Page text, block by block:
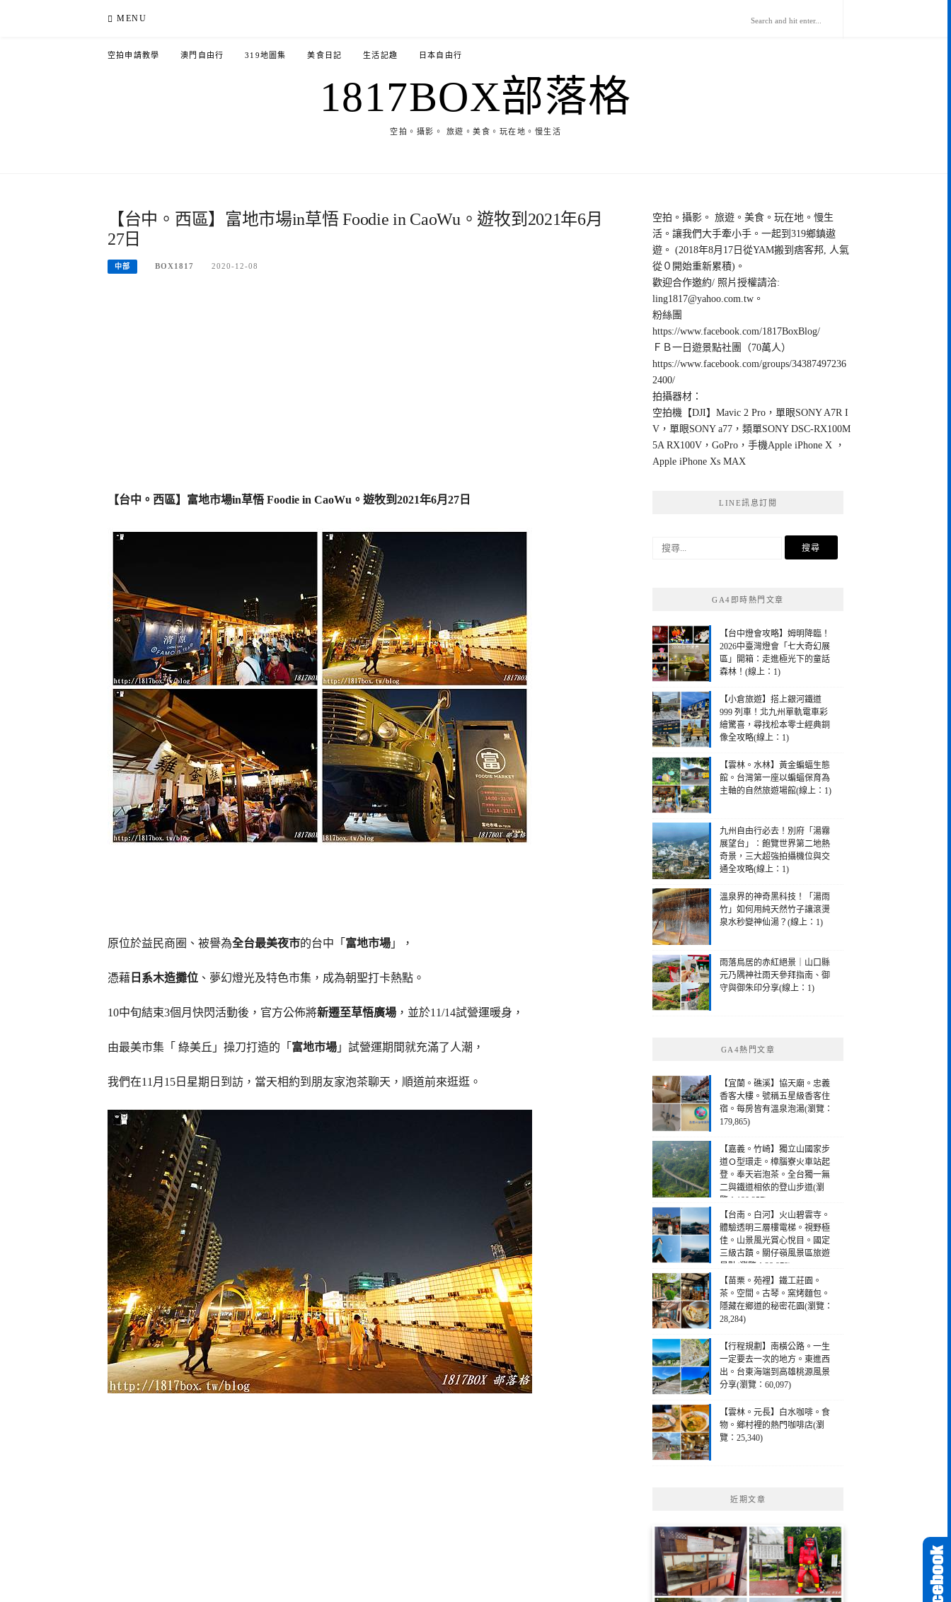
MENU
空拍申請教學 澳門自由行 319地圖集 美食日記 生活記趣 日本自由行
1817BOX部落格
空拍。攝影。 旅遊。美食。玩在地。慢生活
【台中。西區】富地市場in草悟 Foodie in CaoWu。遊牧到2021年6月
27日
中部 BOX1817 2020-12-08
【台中。西區】富地市場in草悟 Foodie in CaoWu。遊牧到2021年6月27日
原位於益民商圈、被譽為全台最美夜市的台中「 富地市場 」，
憑藉 日系木造攤位 、夢幻燈光及特色市集，成為朝聖打卡熱點。
10中旬結束3個月快閃活動後，官方公佈將新遷至草悟廣場 ，並於11/14試營運暖身，
由最美市集「 綠美丘」操刀打造的「 富地市場 」試營運期間就充滿了人潮，
我們在11月15日星期日到訪，當天相約到朋友家泡茶聊天，順道前來逛逛。
空拍。攝影。 旅遊。美食。玩在地。慢生
活。讓我們大手牽小手。一起到319鄉鎮遨
遊。 (2018年8月17日從YAM搬到痞客邦, 人氣
從０開始重新累積)。
歡迎合作邀約/ 照片授權請洽:
ling1817@yahoo.com.tw 。
粉絲團
https://www.facebook.com/1817BoxBlog/
ＦＢ一日遊景點社團（70萬人）
https://www.facebook.com/groups/34387497236
2400/
拍攝器材：
空拍機【DJI】Mavic 2 Pro，單眼SONY A7R I
V，單眼SONY a77，類單SONY DSC-RX100M
5A RX100V，GoPro，手機Apple iPhone X ，
Apple iPhone Xs MAX
LINE訊息訂閱
搜
GA4即時熱門文章
【台中燈會攻略】姆明降臨！
2026中臺灣燈會「七大奇幻展
區」開箱：走進極光下的童話
森林！(線上：1)
【小倉旅遊】搭上銀河鐵道
999 列車！北九州單軌電車彩
繪驚喜，尋找松本零士經典銅
像全攻略(線上：1)
【雲林。水林】黃金蝙蝠生態
館。台灣第一座以蝙蝠保育為
主軸的自然旅遊場館(線上：1)
九州自由行必去！別府「湯霧
展望台」：飽覽世界第二地熱
奇景，三大超強拍攝機位與交
通全攻略(線上：1)
溫泉界的神奇黑科技！「湯雨
竹」如何用純天然竹子讓滾燙
泉水秒變神仙湯？(線上：1)
雨落鳥居的赤紅絕景｜山口縣
元乃隅神社雨天參拜指南、御
守與御朱印分享(線上：1)
GA4熱門文章
【宜蘭。礁溪】協天廟。忠義
香客大樓。號稱五星級香客住
宿。每房皆有溫泉泡湯(瀏覽：
179,865)
【嘉義。竹崎】獨立山國家步
道Ｏ型環走。樟腦寮火車站起
登。奉天岩泡茶。全台獨一無
二與鐵道相依的登山步道(瀏
覽：190,257)
【台南。白河】火山碧雲寺。
體驗透明三層樓電梯。視野極
佳。山景風光賞心悅目。國定
三級古蹟。關仔嶺風景區旅遊
景點(瀏覽：28,978)
【苗栗。苑裡】鐵工莊園。
茶。空間。古琴。窯烤麵包。
隱藏在鄉道的秘密花園(瀏覽：
28,284)
【行程規劃】南橫公路。一生
一定要去一次的地方。東進西
出。台東海端到高雄桃源風景
分享(瀏覽：60,097)
【雲林。元長】白水咖啡。食
物。鄉村裡的熱門咖啡店(瀏
覽：25,340)
近期文章